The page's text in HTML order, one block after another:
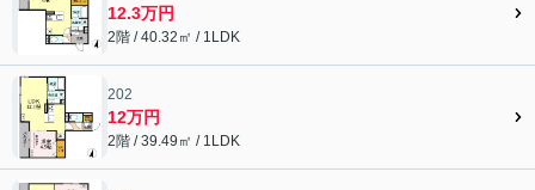
12.3万円
2階 / 40.32㎡ / 1LDK
202
12万円
2階 / 39.49㎡ / 1LDK